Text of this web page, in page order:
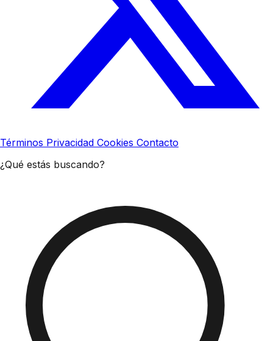
Términos Privacidad Cookies Contacto
¿Qué estás buscando?